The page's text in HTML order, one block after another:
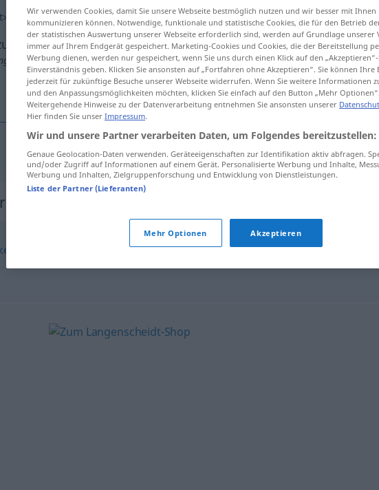
>
anklicken/antippen)
Freigebigkeit
Wir verwenden Cookies, damit Sie unsere Webseite bestmöglich nutzen und wir besser mit Ihnen
kommunizieren können. Notwendige, funktionale und statistische Cookies, die für den Betrieb
der statistischen Auswertung unserer Webseite erforderlich sind, werden auf Grundlage unserer
immer auf Ihrem Endgerät gespeichert. Marketing-Cookies und Cookies, die der Bereitstellung
Werbung dienen, werden nur gespeichert, wenn Sie uns durch einen Klick auf den
Einverständnis geben. Klicken Sie ansonsten auf „Fortfahren ohne Akzeptieren“. Sie können Ihre
jederzeit für zukünftige Besuche unserer Webseite widerrufen. Wenn Sie weitere Informationen
und den Anpassungsmöglichkeiten möchten, klicken Sie einfach auf den Button „Mehr Optionen“.
Weitergehende Hinweise zu der Datenverarbeitung entnehmen Sie ansonsten unserer
Hier finden Sie unser Impressum.
Wir und unsere Partner verarbeiten Daten, um Folgendes bereitzustellen:
Genaue Geolocation-Daten verwenden. Geräteeigenschaften zur Identifikation aktiv abfragen.
und/oder Zugriff auf Informationen auf einem Gerät. Personalisierte Werbung und Inhalte,
Werbung und Inhalten, Zielgruppenforschung und Entwicklung von Dienstleistungen.
Liste der Partner (Lieferanten)
Mehr Optionen Akzeptieren